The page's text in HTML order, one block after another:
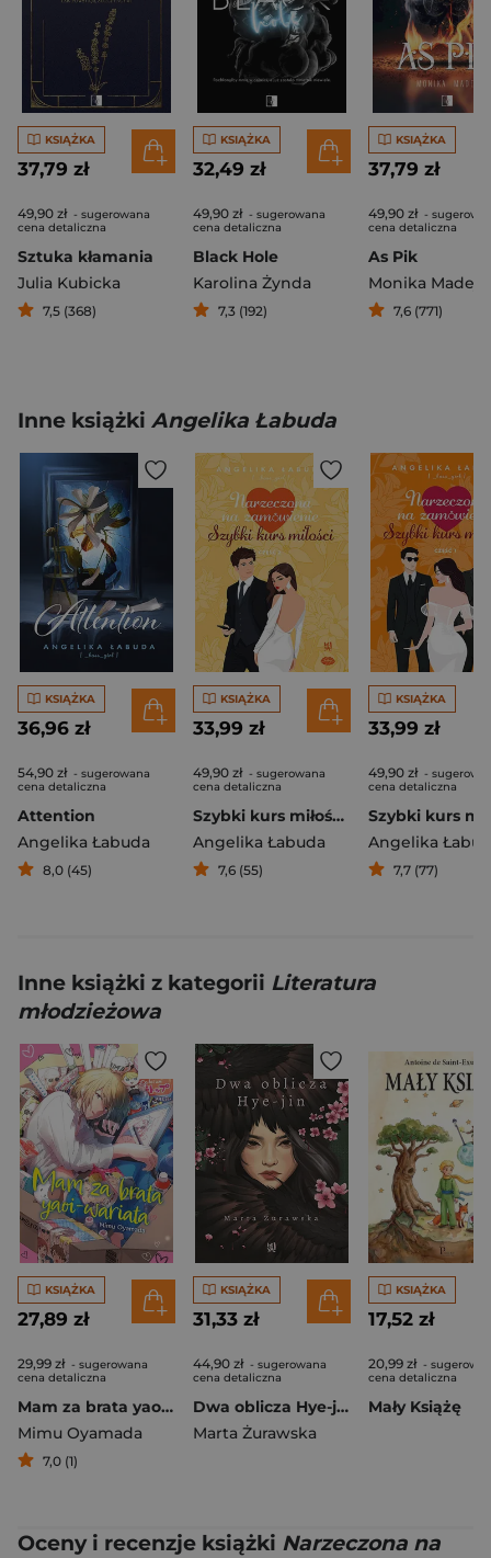
KSIĄŻKA
37,79 zł
49,90 zł - sugerowana
cena detaliczna
Sztuka kłamania
Julia Kubicka
7,5 (368)
KSIĄŻKA
32,49 zł
49,90 zł - sugerowana
cena detaliczna
Black Hole
Karolina Żynda
7,3 (192)
KSIĄŻKA
37,79 zł
49,90 zł -
cena detaliczna
As Pik
Monika Madej
7,6 (771)
Inne książki Angelika Łabuda
KSIĄŻKA
36,96 zł
54,90 zł - sugerowana
cena detaliczna
Attention
Angelika Łabuda
8,0 (45)
KSIĄŻKA
33,99 zł
49,90 zł - sugerowana
cena detaliczna
Szybki kurs miłości. Narzeczona na zamówienie. Część 2
Angelika Łabuda
7,6 (55)
KSIĄŻKA
33,99 zł
49,90 zł -
cena detaliczna
Angelika
7,7 (77)
Inne książki z kategorii Literatura
młodzieżowa
KSIĄŻKA
27,89 zł
29,99 zł - sugerowana
cena detaliczna
Mam za brata yaoi-wariata
Mimu Oyamada
7,0 (1)
KSIĄŻKA
31,33 zł
44,90 zł - sugerowana
cena detaliczna
Dwa oblicza Hye-jin
Marta Żurawska
KSIĄŻKA
17,52 zł
20,99 zł -
cena detaliczna
Mały Książę
Oceny i recenzje książki Narzeczona na